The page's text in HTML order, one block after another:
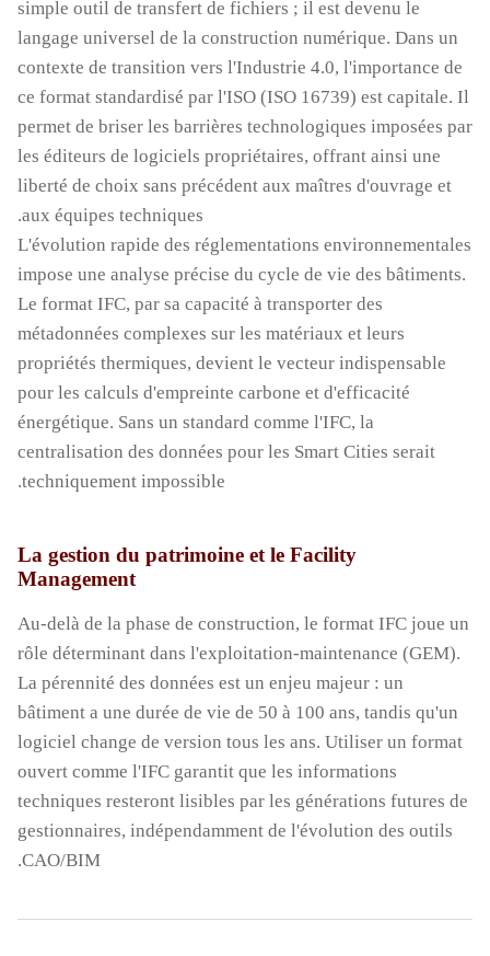
simple outil de transfert de fichiers ; il est devenu le
langage universel de la construction numérique. Dans un
contexte de transition vers l'Industrie 4.0, l'importance de
ce format standardisé par l'ISO (ISO 16739) est capitale. Il
permet de briser les barrières technologiques imposées par
les éditeurs de logiciels propriétaires, offrant ainsi une
liberté de choix sans précédent aux maîtres d'ouvrage et
aux équipes techniques.
L'évolution rapide des réglementations environnementales
impose une analyse précise du cycle de vie des bâtiments.
Le format IFC, par sa capacité à transporter des
métadonnées complexes sur les matériaux et leurs
propriétés thermiques, devient le vecteur indispensable
pour les calculs d'empreinte carbone et d'efficacité
énergétique. Sans un standard comme l'IFC, la
centralisation des données pour les Smart Cities serait
techniquement impossible.
La gestion du patrimoine et le Facility
Management
Au-delà de la phase de construction, le format IFC joue un
rôle déterminant dans l'exploitation-maintenance (GEM).
La pérennité des données est un enjeu majeur : un
bâtiment a une durée de vie de 50 à 100 ans, tandis qu'un
logiciel change de version tous les ans. Utiliser un format
ouvert comme l'IFC garantit que les informations
techniques resteront lisibles par les générations futures de
gestionnaires, indépendamment de l'évolution des outils
CAO/BIM.